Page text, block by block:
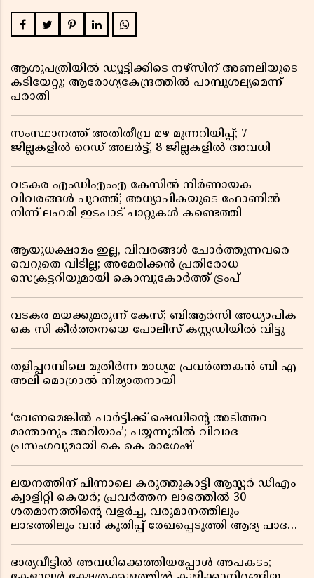
ആശുപത്രിയിൽ ഡ്യൂട്ടിക്കിടെ നഴ്സിന് അണലിയുടെ
കടിയേറ്റു; ആരോഗ്യകേന്ദ്രത്തിൽ പാമ്പുശല്യമെന്ന്
പരാതി
സംസ്ഥാനത്ത് അതിതീവ്ര മഴ മുന്നറിയിപ്പ്; 7
ജില്ലകളിൽ റെഡ് അലർട്ട്, 8 ജില്ലകളിൽ അവധി
വടകര എംഡിഎംഎ കേസിൽ നിർണായക
വിവരങ്ങൾ പുറത്ത്; അധ്യാപികയുടെ ഫോണിൽ
നിന്ന് ലഹരി ഇടപാട് ചാറ്റുകൾ കണ്ടെത്തി
ആയുധക്ഷാമം ഇല്ല, വിവരങ്ങൾ ചോർത്തുന്നവരെ
വെറുതെ വിടില്ല; അമേരിക്കൻ പ്രതിരോധ
സെക്രട്ടറിയുമായി കൊമ്പുകോർത്ത് ട്രംപ്
വടകര മയക്കുമരുന്ന് കേസ്; ബിആർസി അധ്യാപിക
കെ സി കീർത്തനയെ പോലീസ് കസ്റ്റഡിയിൽ വിട്ടു
തളിപ്പറമ്പിലെ മുതിർന്ന മാധ്യമ പ്രവർത്തകൻ ബി എ
അലി മൊഗ്രാൽ നിര്യാതനായി
‘വേണമെങ്കിൽ പാർട്ടിക്ക് ഷെഡിൻ്റെ അടിത്തറ
മാന്താനും അറിയാം’; പയ്യന്നൂരിൽ വിവാദ
പ്രസംഗവുമായി കെ കെ രാഗേഷ്
ലയനത്തിന് പിന്നാലെ കരുത്തുകാട്ടി ആസ്റ്റർ ഡിഎം
ക്വാളിറ്റി കെയർ; പ്രവർത്തന ലാഭത്തിൽ 30
ശതമാനത്തിൻ്റെ വളർച്ച, വരുമാനത്തിലും
ലാഭത്തിലും വൻ കുതിപ്പ് രേഖപ്പെടുത്തി ആദ്യ പാദ
ഭാര്യവീട്ടിൽ അവധിക്കെത്തിയപ്പോൾ അപകടം;